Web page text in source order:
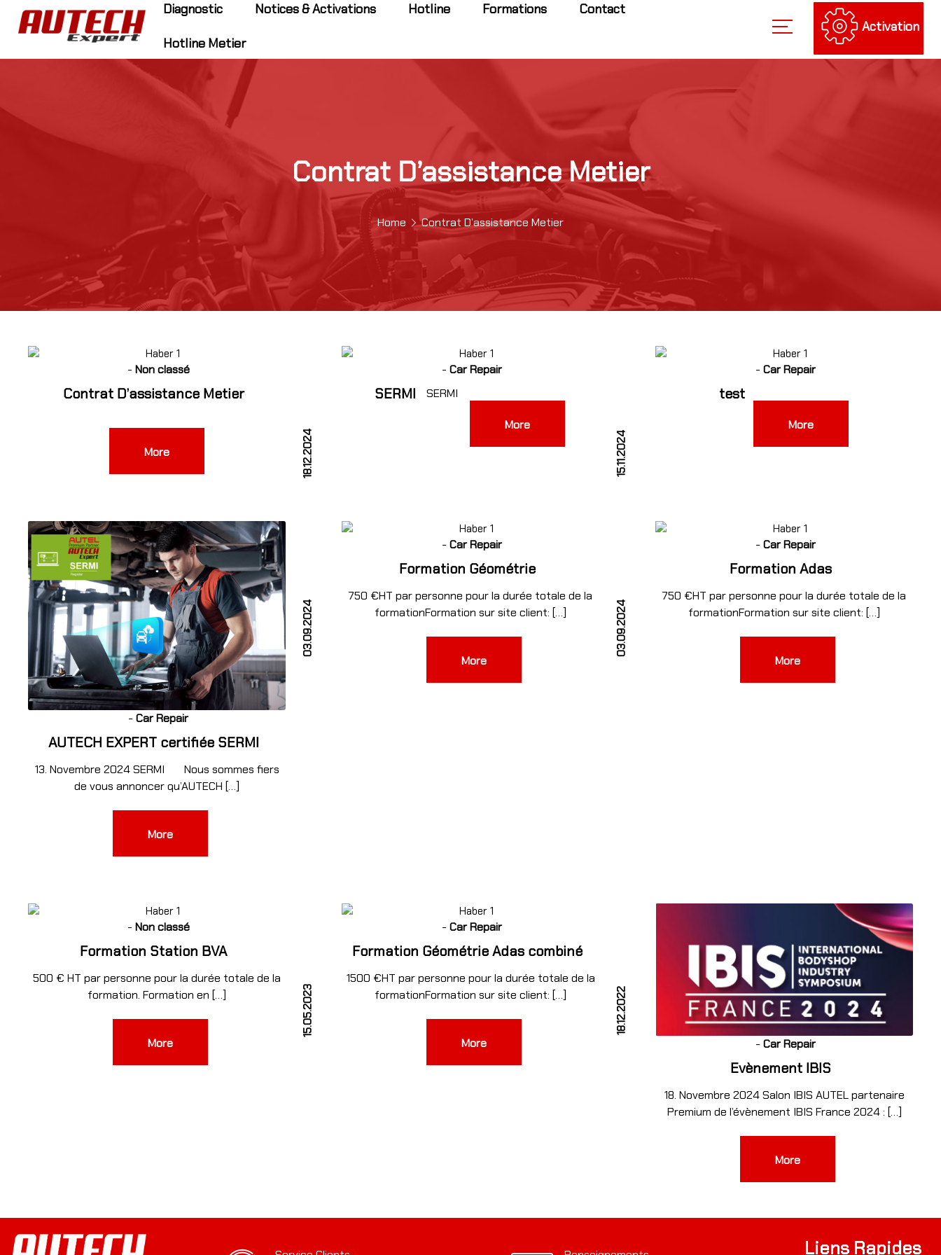
Diagnostic Notices & Activations Hotline Formations Contact
Hotline Metier
Activation
Contrat D’assistance Metier
Home Contrat D’assistance Metier
- Non classé
Contrat D’assistance Metier
More 18.12.2024
- Car Repair
SERMI SERMI
More
15.11.2024
- Car Repair
test
More
- Car Repair
AUTECH EXPERT certifiée SERMI
13. Novembre 2024 SERMI Nous sommes fiers
de vous annoncer qu’AUTECH […]
More
03.09.2024
- Car Repair
Formation Géométrie
750 €HT par personne pour la durée totale de la
formationFormation sur site client: […]
More
03.09.2024
- Car Repair
Formation Adas
750 €HT par personne pour la durée totale de la
formationFormation sur site client: […]
More
- Non classé
Formation Station BVA
500 € HT par personne pour la durée totale de la
formation. Formation en […]
More
15.05.2023
- Car Repair
Formation Géométrie Adas combiné
1500 €HT par personne pour la durée totale de la
formationFormation sur site client: […]
More
18.12.2022
- Car Repair
Evènement IBIS
18. Novembre 2024 Salon IBIS AUTEL partenaire
Premium de l’évènement IBIS France 2024 : […]
More
Liens Rapides